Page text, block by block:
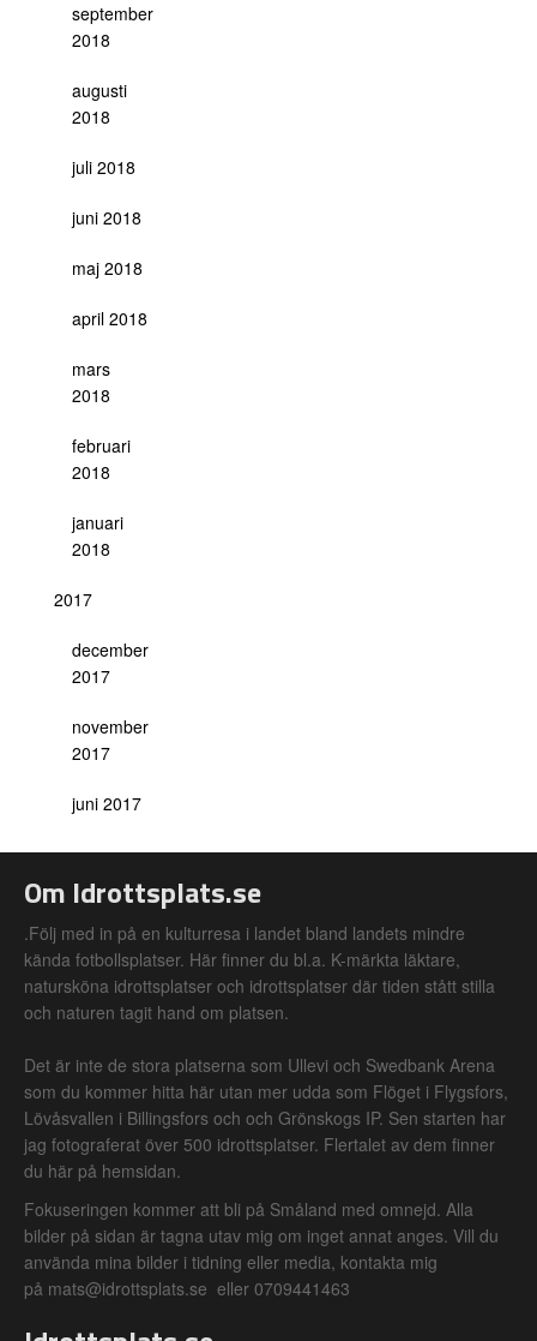
september
2018
augusti
2018
juli 2018
juni 2018
maj 2018
april 2018
mars
2018
februari
2018
januari
2018
2017
december
2017
november
2017
juni 2017
Om Idrottsplats.se
.Följ med in på en kulturresa i landet bland landets mindre
kända fotbollsplatser. Här finner du bl.a. K-märkta läktare,
natursköna idrottsplatser och idrottsplatser där tiden stått stilla
och naturen tagit hand om platsen.
Det är inte de stora platserna som Ullevi och Swedbank Arena
som du kommer hitta här utan mer udda som Flöget i Flygsfors,
Lövåsvallen i Billingsfors och och Grönskogs IP. Sen starten har
jag fotograferat över 500 idrottsplatser. Flertalet av dem finner
du här på hemsidan.
Fokuseringen kommer att bli på Småland med omnejd. Alla
bilder på sidan är tagna utav mig om inget annat anges. Vill du
använda mina bilder i tidning eller media, kontakta mig
på mats@idrottsplats.se eller 0709441463